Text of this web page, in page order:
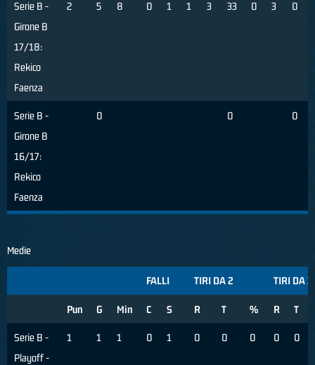
Serie B -
Girone B
17/18:
Rekico
Faenza
2 5 8 0 1 1 3 33 0 3 0
Serie B -
Girone B
16/17:
Rekico
Faenza
0 0 0
Medie
FALLI TIRI DA 2 TIRI DA 3
Pun G Min C S R T % R T
Serie B -
Playoff -
1 1 1 0 1 0 0 0 0 0